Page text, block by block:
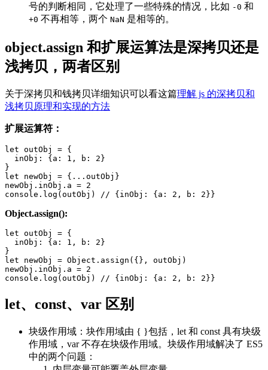
号的判断相同，它处理了一些特殊的情况，比如 -0 和
+0 不再相等，两个 NaN 是相等的。
object.assign 和扩展运算法是深拷贝还是
浅拷贝，两者区别
关于深拷贝和钱拷贝详细知识可以看这篇理解 js 的深拷贝和
浅拷贝原理和实现的方法
扩展运算符：
let outObj = {
  inObj: {a: 1, b: 2}
}
let newObj = {...outObj}
newObj.inObj.a = 2
Object.assign():
let outObj = {
  inObj: {a: 1, b: 2}
}
let newObj = Object.assign({}, outObj)
newObj.inObj.a = 2
let、const、var 区别
块级作用域：块作用域由 { }包括，let 和 const 具有块级
作用域，var 不存在块级作用域。块级作用域解决了 ES5
中的两个问题：